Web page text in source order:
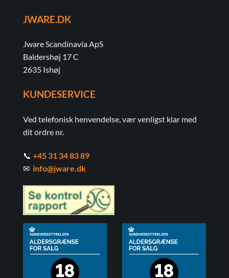
JWARE.DK
Jware Scandinavia ApS
Baldershøj 17 C
2635 Ishøj
KUNDESERVICE
Ved telefonisk henvendelse, vær venligst klar med
dit ordre nr.
📞 +45 31 34 83 89
✉ info@jware.dk